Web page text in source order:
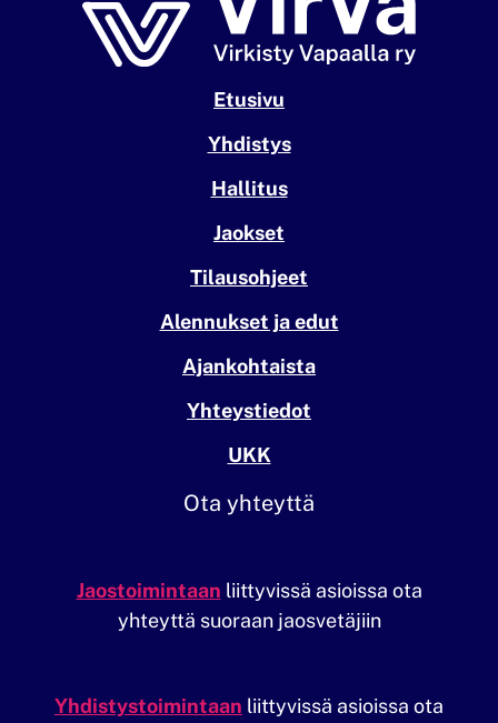
Etusivu
Yhdistys
Hallitus
Jaokset
Tilausohjeet
Alennukset ja edut
Ajankohtaista
Yhteystiedot
UKK
Ota yhteyttä
Jaostoimintaan liittyvissä asioissa ota
yhteyttä suoraan jaosvetäjiin
Yhdistystoimintaan liittyvissä asioissa ota